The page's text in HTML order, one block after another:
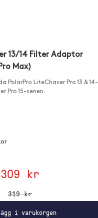
13/14 Filter Adaptor
Max)
LiteChaser Pro 13 & 14-
Pro 15-serien.
309 kr
319 kr
i varukorgen